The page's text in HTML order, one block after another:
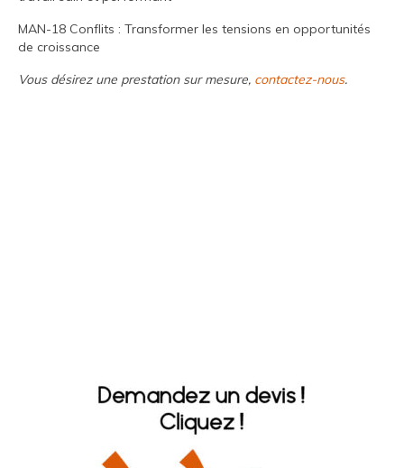
MAN-18 Conflits : Transformer les tensions en opportunités
de croissance
Vous désirez une prestation sur mesure, contactez-nous.